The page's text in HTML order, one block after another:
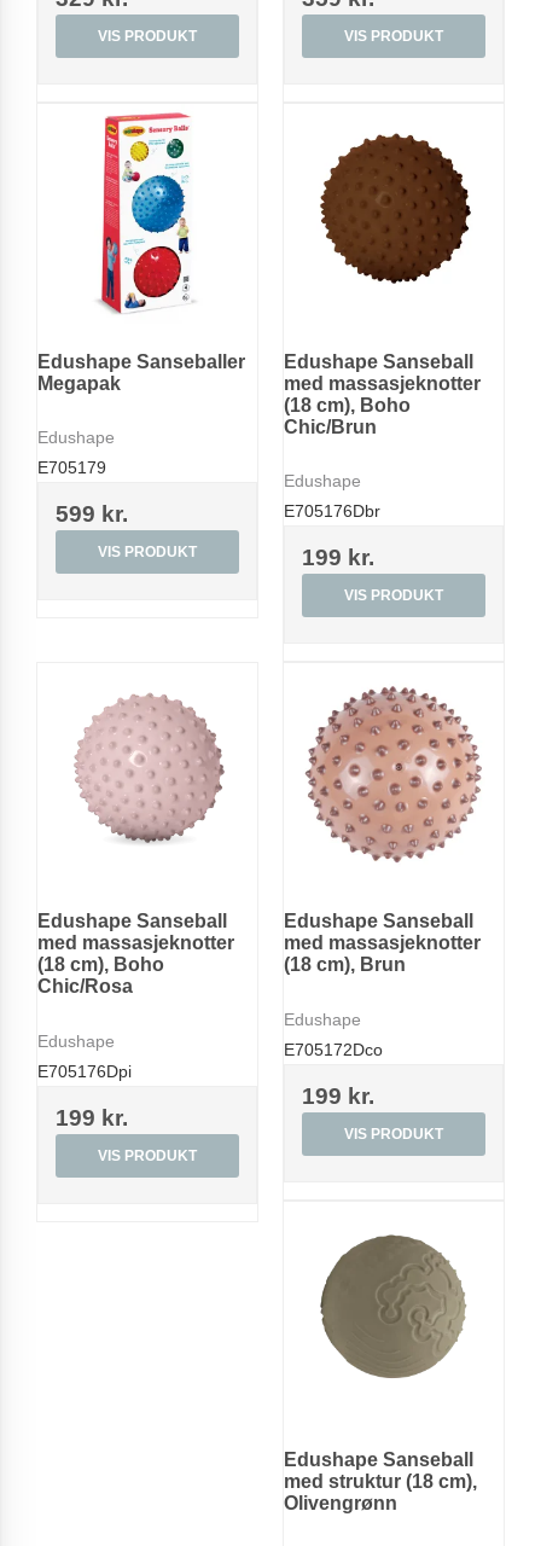
VIS PRODUKT VIS PRODUKT
Edushape Sanseballer
Megapak
Edushape
E705179
599 kr.
VIS PRODUKT
Edushape Sanseball
med massasjeknotter
(18 cm), Boho
Chic/Brun
Edushape
E705176Dbr
199 kr.
VIS PRODUKT
Edushape Sanseball
med massasjeknotter
(18 cm), Boho
Chic/Rosa
Edushape
E705176Dpi
199 kr.
VIS PRODUKT
Edushape Sanseball
med massasjeknotter
(18 cm), Brun
Edushape
E705172Dco
199 kr.
VIS PRODUKT
Edushape Sanseball
med struktur (18 cm),
Olivengrønn